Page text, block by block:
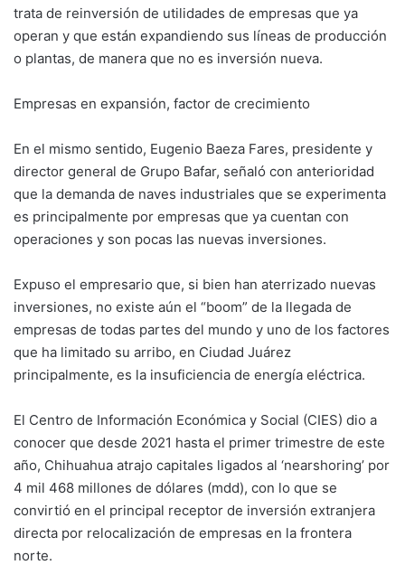
trata de reinversión de utilidades de empresas que ya
operan y que están expandiendo sus líneas de producción
o plantas, de manera que no es inversión nueva.
Empresas en expansión, factor de crecimiento
En el mismo sentido, Eugenio Baeza Fares, presidente y
director general de Grupo Bafar, señaló con anterioridad
que la demanda de naves industriales que se experimenta
es principalmente por empresas que ya cuentan con
operaciones y son pocas las nuevas inversiones.
Expuso el empresario que, si bien han aterrizado nuevas
inversiones, no existe aún el “boom” de la llegada de
empresas de todas partes del mundo y uno de los factores
que ha limitado su arribo, en Ciudad Juárez
principalmente, es la insuficiencia de energía eléctrica.
El Centro de Información Económica y Social (CIES) dio a
conocer que desde 2021 hasta el primer trimestre de este
año, Chihuahua atrajo capitales ligados al ‘nearshoring’ por
4 mil 468 millones de dólares (mdd), con lo que se
convirtió en el principal receptor de inversión extranjera
directa por relocalización de empresas en la frontera
norte.